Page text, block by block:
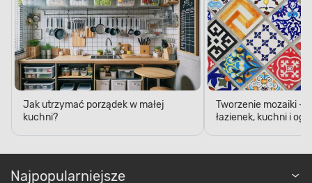
Jak utrzymać porządek w małej
kuchni?
Tworzenie mozaiki -
łazienek, kuchni i
Najpopularniejsze